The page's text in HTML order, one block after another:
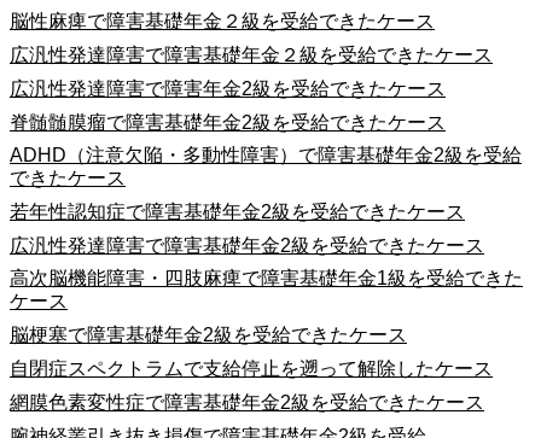
脳性麻痺で障害基礎年金２級を受給できたケース
広汎性発達障害で障害基礎年金２級を受給できたケース
広汎性発達障害で障害年金2級を受給できたケース
脊髄髄膜瘤で障害基礎年金2級を受給できたケース
ADHD（注意欠陥・多動性障害）で障害基礎年金2級を受給
できたケース
若年性認知症で障害基礎年金2級を受給できたケース
広汎性発達障害で障害基礎年金2級を受給できたケース
高次脳機能障害・四肢麻痺で障害基礎年金1級を受給できた
ケース
脳梗塞で障害基礎年金2級を受給できたケース
自閉症スペクトラムで支給停止を遡って解除したケース
網膜色素変性症で障害基礎年金2級を受給できたケース